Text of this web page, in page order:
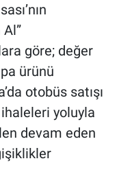
göre; değer
ürünü
otobüs satışı
yoluyla
devam eden